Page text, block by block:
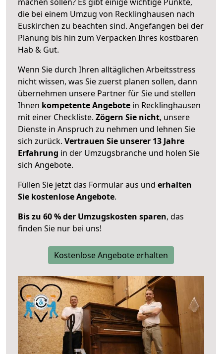
die bei einem Umzug von Recklinghausen nach
Euskirchen zu beachten sind. Angefangen bei der
Planung bis hin zum Verpacken Ihres kostbaren
Hab & Gut.
Wenn Sie durch Ihren alltäglichen Arbeitsstress
nicht wissen, was Sie zuerst planen sollen, dann
übernehmen unsere Partner für Sie und stellen
Ihnen kompetente Angebote in Recklinghausen
mit einer Checkliste. Zögern Sie nicht, unsere
Dienste in Anspruch zu nehmen und lehnen Sie
sich zurück. Vertrauen Sie unserer 13 Jahre
Erfahrung in der Umzugsbranche und holen Sie
sich Angebote.
Füllen Sie jetzt das Formular aus und erhalten
Sie kostenlose Angebote.
Bis zu 60 % der Umzugskosten sparen, das
finden Sie nur bei uns!
Kostenlose Angebote erhalten